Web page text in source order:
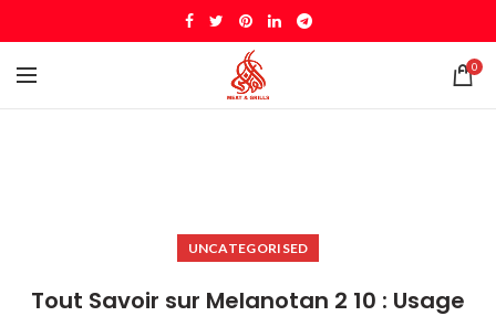
0
UNCATEGORISED
Tout Savoir sur Melanotan 2 10 : Usage